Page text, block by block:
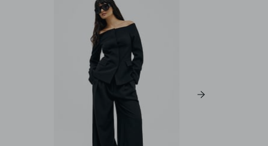
label. Generally, gentle washing and avoiding high heat will help
preserve the fabric's quality.
1100-012966-0002